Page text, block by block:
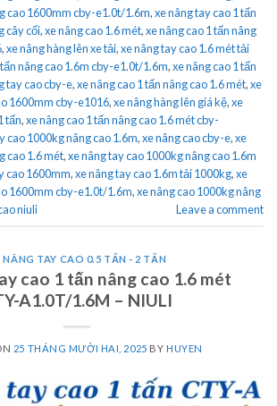
cao 1600mm cby-e1.0t/1.6m,xe nâng tay cao 1 tấn
cây cối,xe nâng cao 1.6 mét,xe nâng cao 1 tấn nâng
,xe nâng hàng lên xe tải,xe nâng tay cao 1.6 mét tải
nâng cao 1.6m cby-e1.0t/1.6m,xe nâng cao 1 tấn
tay cao cby-e,xe nâng cao 1 tấn nâng cao 1.6 mét,xe
1600mm cby-e1016,xe nâng hàng lên giá kệ,xe
tấn,xe nâng cao 1 tấn nâng cao 1.6 mét cby-
cao 1000kg nâng cao 1.6m,xe nâng cao cby-e,xe
cao 1.6 mét,xe nâng tay cao 1000kg nâng cao 1.6m
cao 1600mm,xe nâng tay cao 1.6m tải 1000kg,xe
1600mm cby-e1.0t/1.6m,xe nâng cao 1000kg nâng
niuli Leave a comment
NÂNG TAY CAO 0.5 TẤN - 2 TẤN
cao 1 tấn nâng cao 1.6 mét
A1.0T/1.6M – NIULI
25 THÁNG MƯỜI HAI, 2025 BY HUYEN